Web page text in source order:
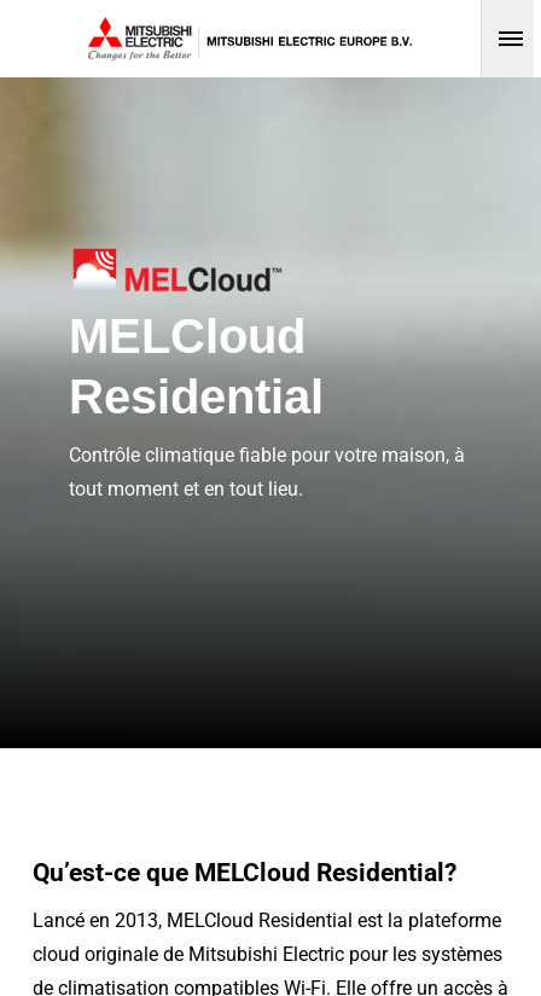
MELCloud
Residential
Contrôle climatique fiable pour votre maison, à
tout moment et en tout lieu.
Qu’est-ce que MELCloud Residential?
Lancé en 2013, MELCloud Residential est la plateforme
cloud originale de Mitsubishi Electric pour les systèmes
de climatisation compatibles Wi-Fi. Elle offre un accès à